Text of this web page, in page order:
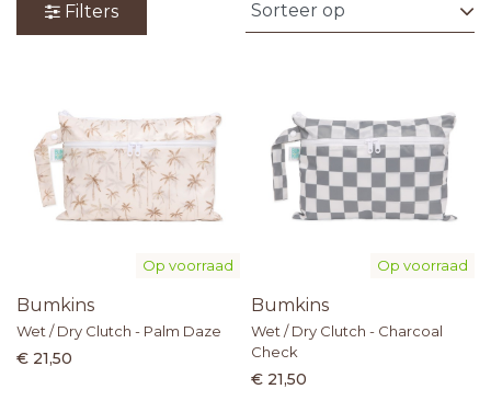
Filters
Op voorraad
Bumkins
Wet / Dry Clutch - Palm Daze
€ 21,50
Op voorraad
Bumkins
Wet / Dry Clutch - Charcoal
Check
€ 21,50